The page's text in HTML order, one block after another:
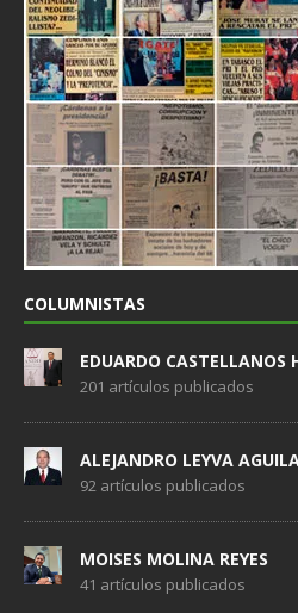
COLUMNISTAS
EDUARDO CASTELLANOS
201 artículos publicados
ALEJANDRO LEYVA
92 artículos publicados
MOISES MOLINA REYES
41 artículos publicados